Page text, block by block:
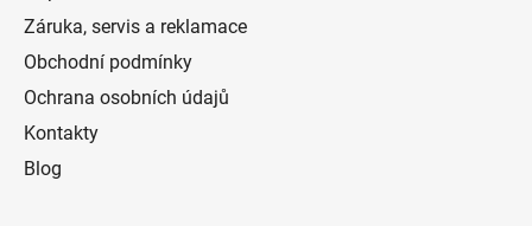
Záruka, servis a reklamace
Obchodní podmínky
Ochrana osobních údajů
Kontakty
Blog